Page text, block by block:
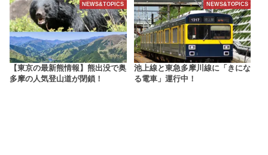
NEWS&TOPICS
【東京の最新熊情報】熊出没で奥
多摩の人気登山道が閉鎖！
NEWS&TOPICS
池上線と東急多摩川線に「きにな
る電車」運行中！